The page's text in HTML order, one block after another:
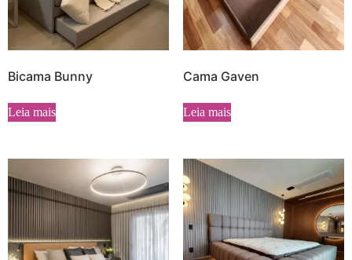
Bicama Bunny
Leia mais
Cama Gaven
Leia mais